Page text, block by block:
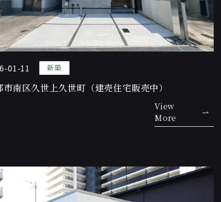
01-11 新築
市南区久世上久世町（建売住宅販売中）
View
More